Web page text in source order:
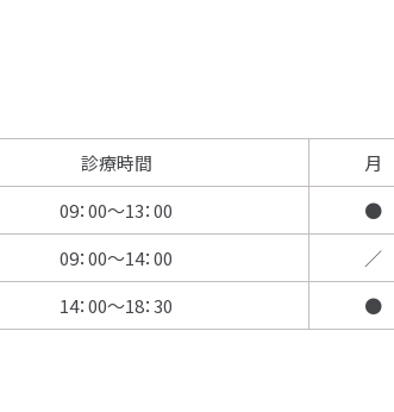
診療時間 月
09：00〜13：00
●
09：00〜14：00
／
14：00〜18：30
●